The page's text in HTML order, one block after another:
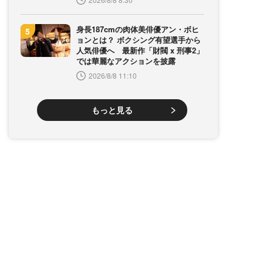
身長187cmの肉体美俳優アン・ボヒ
ョンとは？ ボクシング有望選手から
人気俳優へ 最新作「財閥 x 刑事2」
では華麗なアクションを披露
2026/8/8 11:10
もっと見る